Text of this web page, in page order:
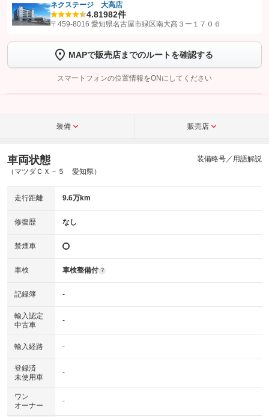
【STEP1】認証画面でグーネットを友だち追加してから「許可する」ボタンを押
トーク画面で
ボタンをタップして問い合わせを
完了してください。
こちら
ネクステージ 大高店
4.81982件
〒459-8016 愛知県名古屋市緑区南大高３ー１７０６
MAPで販売店までのルートを確認する
スマートフォンの位置情報をONにしてください
装備 販売店
車両状態
（マツダＣＸ－５ 愛知県）
装備略号／用語解説
走行距離 9.6万km
修復歴 なし
禁煙車
車検 車検整備付 ?
記録簿 -
輸入認定
中古車
-
輸入経路 -
登録済
未使用車
-
ワン
オーナー
-